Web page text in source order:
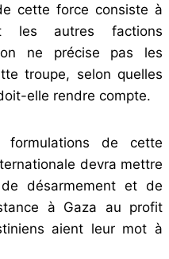
cette force consiste à
les autres factions
ne précise pas les
troupe, selon quelles
elle rendre compte.
de cette
devra mettre
désarmement et de
à Gaza au profit
aient leur mot à